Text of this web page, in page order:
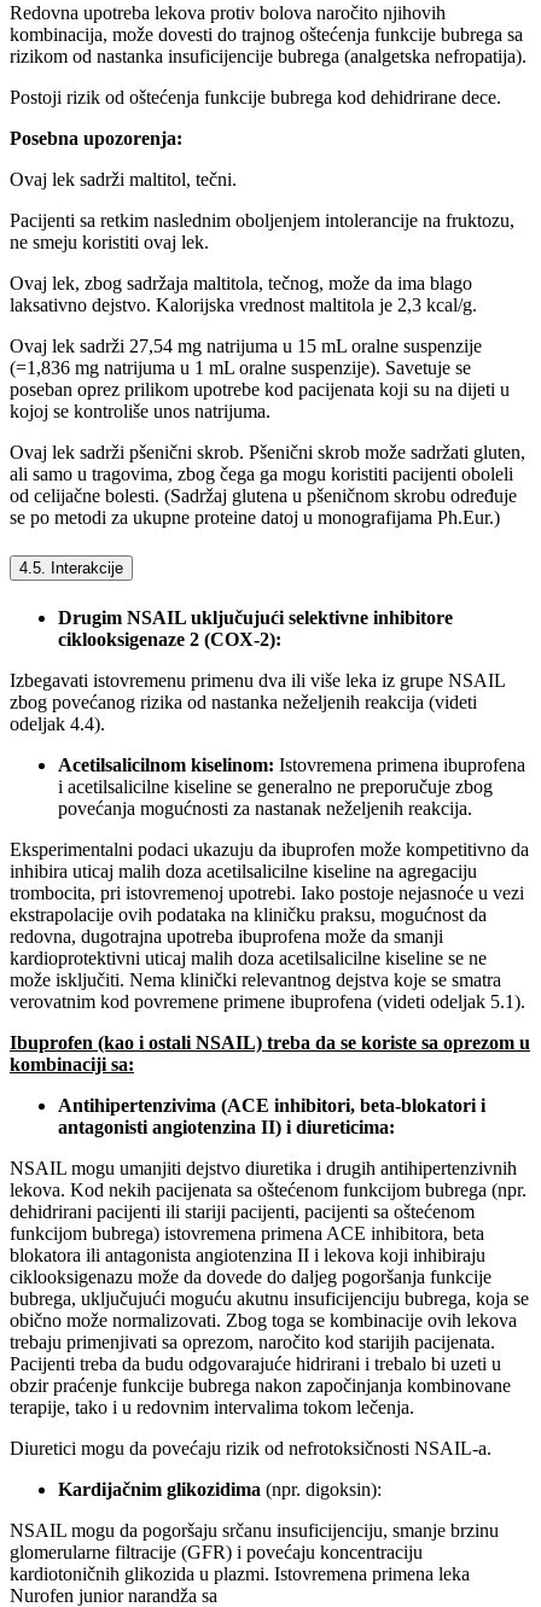
Redovna upotreba lekova protiv bolova naročito njihovih
kombinacija, može dovesti do trajnog oštećenja funkcije bubrega sa
rizikom od nastanka insuficijencije bubrega (analgetska nefropatija).
Postoji rizik od oštećenja funkcije bubrega kod dehidrirane dece.
Posebna upozorenja:
Ovaj lek sadrži maltitol, tečni.
Pacijenti sa retkim naslednim oboljenjem intolerancije na fruktozu,
ne smeju koristiti ovaj lek.
Ovaj lek, zbog sadržaja maltitola, tečnog, može da ima blago
laksativno dejstvo. Kalorijska vrednost maltitola je 2,3 kcal/g.
Ovaj lek sadrži 27,54 mg natrijuma u 15 mL oralne suspenzije
(=1,836 mg natrijuma u 1 mL oralne suspenzije). Savetuje se
poseban oprez prilikom upotrebe kod pacijenata koji su na dijeti u
kojoj se kontroliše unos natrijuma.
Ovaj lek sadrži pšenični skrob. Pšenični skrob može sadržati gluten,
ali samo u tragovima, zbog čega ga mogu koristiti pacijenti oboleli
od celijačne bolesti. (Sadržaj glutena u pšeničnom skrobu određuje
se po metodi za ukupne proteine datoj u monografijama Ph.Eur.)
4.5. Interakcije
Drugim NSAIL uključujući selektivne inhibitore
ciklooksigenaze 2 (COX-2):
Izbegavati istovremenu primenu dva ili više leka iz grupe NSAIL
zbog povećanog rizika od nastanka neželjenih reakcija (videti
odeljak 4.4).
Acetilsalicilnom kiselinom: Istovremena primena ibuprofena
i acetilsalicilne kiseline se generalno ne preporučuje zbog
povećanja mogućnosti za nastanak neželjenih reakcija.
Eksperimentalni podaci ukazuju da ibuprofen može kompetitivno da
inhibira uticaj malih doza acetilsalicilne kiseline na agregaciju
trombocita, pri istovremenoj upotrebi. Iako postoje nejasnoće u vezi
ekstrapolacije ovih podataka na kliničku praksu, mogućnost da
redovna, dugotrajna upotreba ibuprofena može da smanji
kardioprotektivni uticaj malih doza acetilsalicilne kiseline se ne
može isključiti. Nema klinički relevantnog dejstva koje se smatra
verovatnim kod povremene primene ibuprofena (videti odeljak 5.1).
Ibuprofen (kao i ostali NSAIL) treba da se koriste sa oprezom u
kombinaciji sa:
Antihipertenzivima (ACE inhibitori, beta-blokatori i
antagonisti angiotenzina II) i diureticima:
NSAIL mogu umanjiti dejstvo diuretika i drugih antihipertenzivnih
lekova. Kod nekih pacijenata sa oštećenom funkcijom bubrega (npr.
dehidrirani pacijenti ili stariji pacijenti, pacijenti sa oštećenom
funkcijom bubrega) istovremena primena ACE inhibitora, beta
blokatora ili antagonista angiotenzina II i lekova koji inhibiraju
ciklooksigenazu može da dovede do daljeg pogoršanja funkcije
bubrega, uključujući moguću akutnu insuficijenciju bubrega, koja se
obično može normalizovati. Zbog toga se kombinacije ovih lekova
trebaju primenjivati sa oprezom, naročito kod starijih pacijenata.
Pacijenti treba da budu odgovarajuće hidrirani i trebalo bi uzeti u
obzir praćenje funkcije bubrega nakon započinjanja kombinovane
terapije, tako i u redovnim intervalima tokom lečenja.
Diuretici mogu da povećaju rizik od nefrotoksičnosti NSAIL-a.
Kardijačnim glikozidima (npr. digoksin):
NSAIL mogu da pogoršaju srčanu insuficijenciju, smanje brzinu
glomerularne filtracije (GFR) i povećaju koncentraciju
kardiotoničnih glikozida u plazmi. Istovremena primena leka
Nurofen junior narandža sa